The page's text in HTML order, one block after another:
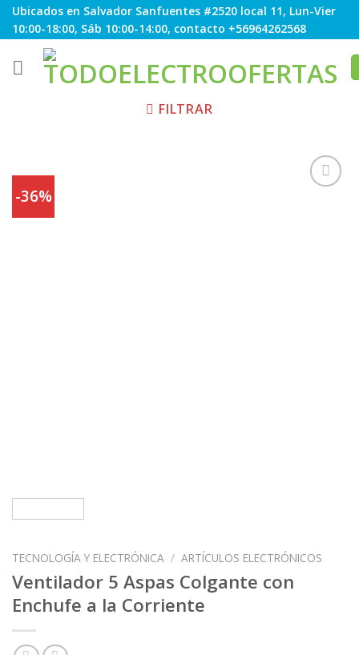
Skip
to
content
Ubicados en Salvador Sanfuentes #2520 local 11, Lun-Vier
10:00-18:00, Sáb 10:00-14:00, contacto +56964262568
FILTRAR
-36%
TECNOLOGÍA Y ELECTRÓNICA / ARTÍCULOS ELECTRÓNICOS
Ventilador 5 Aspas Colgante con
Enchufe a la Corriente